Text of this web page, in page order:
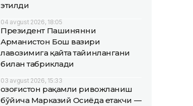
этилди
04 avgust 2026, 18:05
Президент Пашинянни
Арманистон Бош вазири
лавозимига қайта тайинлангани
билан табриклади
03 avgust 2026, 15:33
Қозоғистон рақамли ривожланиш
бўйича Марказий Осиёда етакчи —